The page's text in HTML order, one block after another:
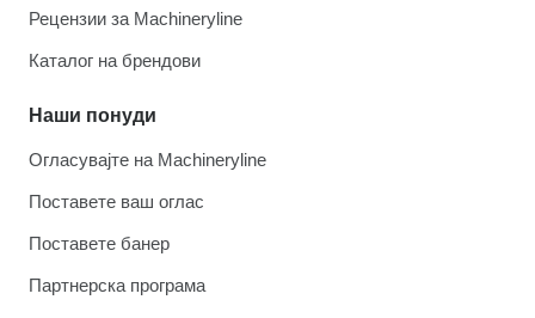
Рецензии за Machineryline
Каталог на брендови
Наши понуди
Огласувајте на Machineryline
Поставете ваш оглас
Поставете банер
Партнерска програма